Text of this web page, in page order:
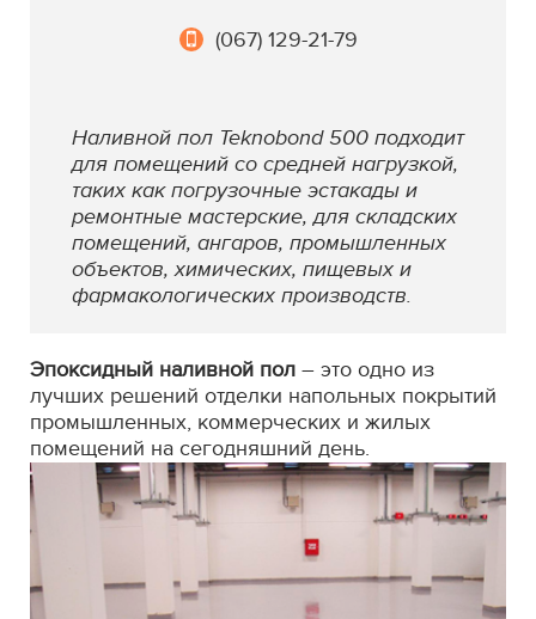
(067) 129-21-79
Наливной пол Teknobond 500 подходит
для помещений со средней нагрузкой,
таких как погрузочные эстакады и
ремонтные мастерские, для складских
помещений, ангаров, промышленных
объектов, химических, пищевых и
фармакологических производств.
Эпоксидный наливной пол – это одно из
лучших решений отделки напольных покрытий
промышленных, коммерческих и жилых
помещений на сегодняшний день.